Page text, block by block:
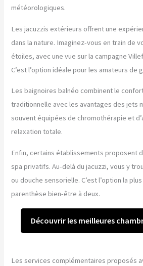
météorologiques.
Les jacuzzis extérieurs offrent une
dans la nature. Imaginez-vous en train de
étoiles, avec une vue sur la campagne
C’est l’option idéale pour les amateurs de
Les baignoires balnéo combinent le
traditionnelle avec les avantages des jets
souvent équipées de chromothérapie et
relaxation totale.
Enfin, certains établissements proposent
spa privatifs. Au-delà du jacuzzi, vous y
ou douche sensorielle. C’est l’option la
parenthèse bien-être à deux.
Découvrir les meilleures
Les services complémentaires proposés